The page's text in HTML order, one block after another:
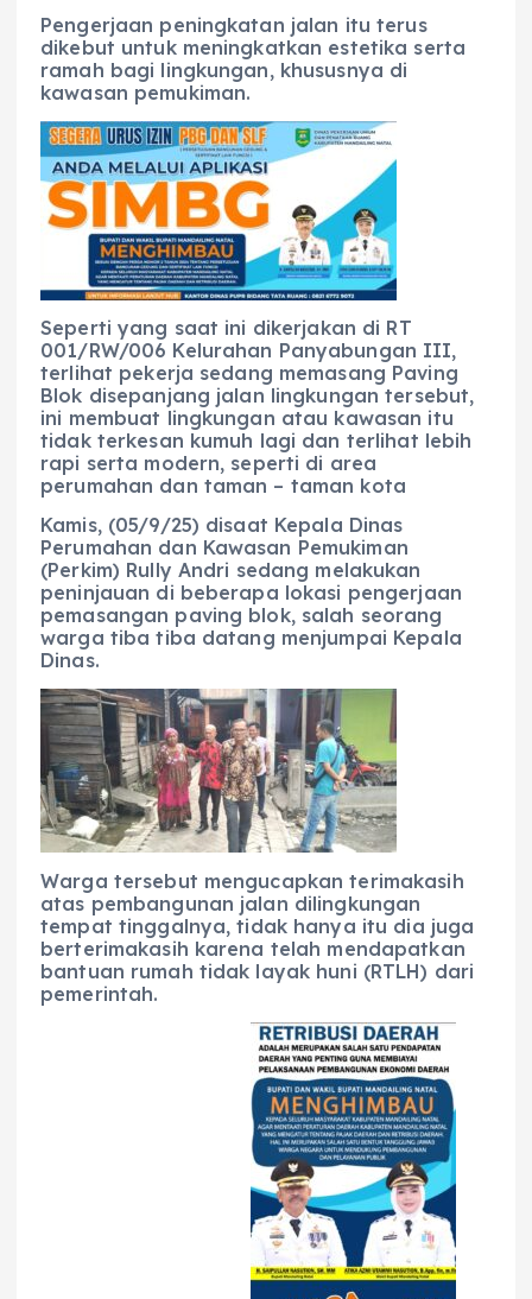
Pengerjaan peningkatan jalan itu terus
dikebut untuk meningkatkan estetika serta
ramah bagi lingkungan, khususnya di
kawasan pemukiman.
Seperti yang saat ini dikerjakan di RT
001/RW/006 Kelurahan Panyabungan III,
terlihat pekerja sedang memasang Paving
Blok disepanjang jalan lingkungan tersebut,
ini membuat lingkungan atau kawasan itu
tidak terkesan kumuh lagi dan terlihat lebih
rapi serta modern, seperti di area
perumahan dan taman – taman kota
Kamis, (05/9/25) disaat Kepala Dinas
Perumahan dan Kawasan Pemukiman
(Perkim) Rully Andri sedang melakukan
peninjauan di beberapa lokasi pengerjaan
pemasangan paving blok, salah seorang
warga tiba tiba datang menjumpai Kepala
Dinas.
Warga tersebut mengucapkan terimakasih
atas pembangunan jalan dilingkungan
tempat tinggalnya, tidak hanya itu dia juga
berterimakasih karena telah mendapatkan
bantuan rumah tidak layak huni (RTLH) dari
pemerintah.